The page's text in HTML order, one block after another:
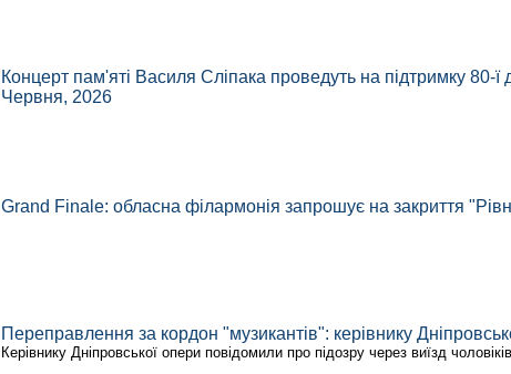
Концерт пам'яті Василя Сліпака проведуть на підтримку 80-
Червня, 2026
Grand Finale: обласна філармонія запрошує на закриття
Переправлення за кордон "музикантів": керівнику
Керівнику Дніпровської опери повідомили про підозру через виїзд